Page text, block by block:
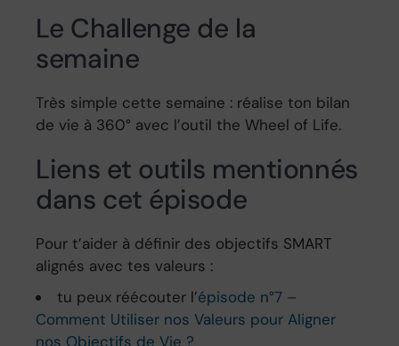
Le Challenge de la
semaine
Très simple cette semaine : réalise ton bilan
de vie à 360° avec l’outil the Wheel of Life.
Liens et outils mentionnés
dans cet épisode
Pour t’aider à définir des objectifs SMART
alignés avec tes valeurs :
tu peux réécouter l’épisode n°7 –
Comment Utiliser nos Valeurs pour Aligner
nos Objectifs de Vie ?